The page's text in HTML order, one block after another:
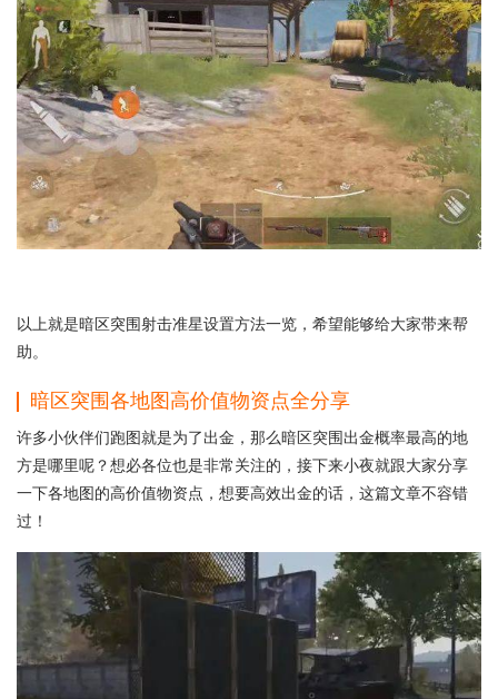
以上就是暗区突围射击准星设置方法一览，希望能够给大家带来帮
助。
暗区突围各地图高价值物资点全分享
许多小伙伴们跑图就是为了出金，那么暗区突围出金概率最高的地
方是哪里呢？想必各位也是非常关注的，接下来小夜就跟大家分享
一下各地图的高价值物资点，想要高效出金的话，这篇文章不容错
过！